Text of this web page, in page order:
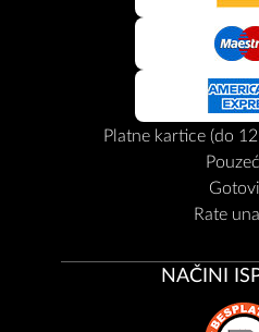
Platne kartice (do
Rate
NAČINI